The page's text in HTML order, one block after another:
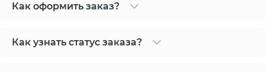
Как оформить заказ?
Как узнать статус заказа?